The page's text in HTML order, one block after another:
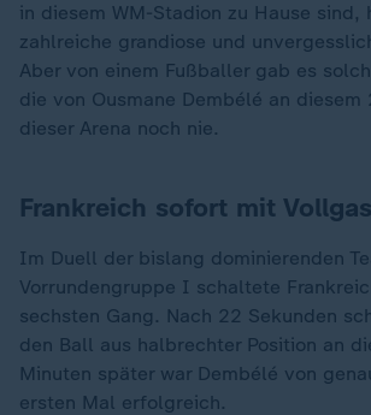
in diesem WM-Stadion zu Hause sind,
zahlreiche grandiose und
Aber von einem Fußballer gab es
die von Ousmane Dembélé an
dieser Arena noch nie.
Frankreich sofort mit
Im Duell der bislang dominierenden
Vorrundengruppe I schaltete
sechsten Gang. Nach 22 Sekunden
den Ball aus halbrechter Position an
Minuten später war Dembélé von
ersten Mal erfolgreich.